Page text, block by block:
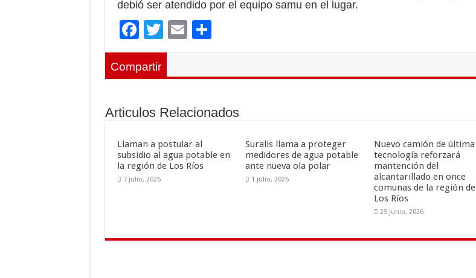
debió ser atendido por el equipo samu en el lugar.
F
ac
e
o
k
T
wi
E
C
ar
r
Compartir
Articulos Relacionados
Llaman a postular al
subsidio al agua potable en
la región de Los Ríos
7 julio, 2026
Suralis llama a proteger
medidores de agua potable
ante nueva ola polar
1 julio, 2026
Nuevo camión de última
tecnología reforzará
mantención del
alcantarillado en once
comunas de la región de
Los Ríos
25 junio, 2026